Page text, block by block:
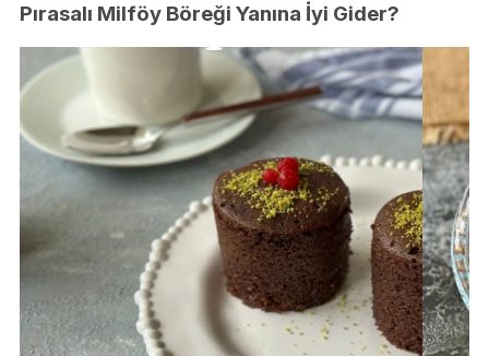
Pırasalı Milföy Böreği Yanına İyi Gider?